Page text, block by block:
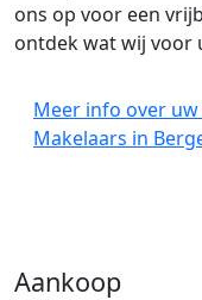
ons op voor een
ontdek wat wij voor
Meer info over
Makelaars in
Aankoop